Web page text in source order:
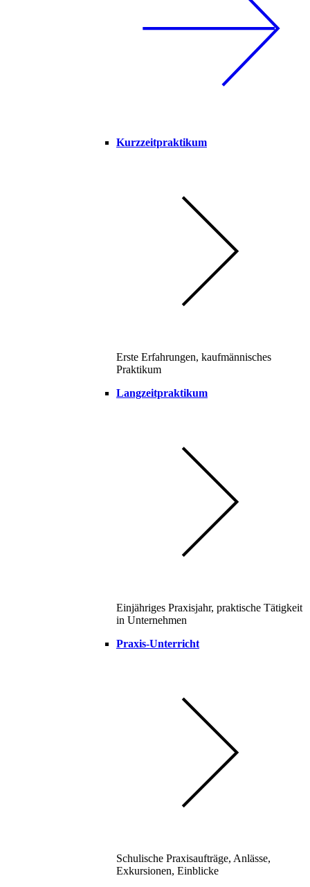
Kurzzeitpraktikum
Erste Erfahrungen, kaufmännisches
Praktikum
Langzeitpraktikum
Einjähriges Praxisjahr, praktische Tätigkeit
in Unternehmen
Praxis-Unterricht
Schulische Praxisaufträge, Anlässe,
Exkursionen, Einblicke